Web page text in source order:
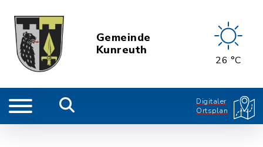
Gemeinde
Kunreuth
26 °C
Digitaler
Ortsplan